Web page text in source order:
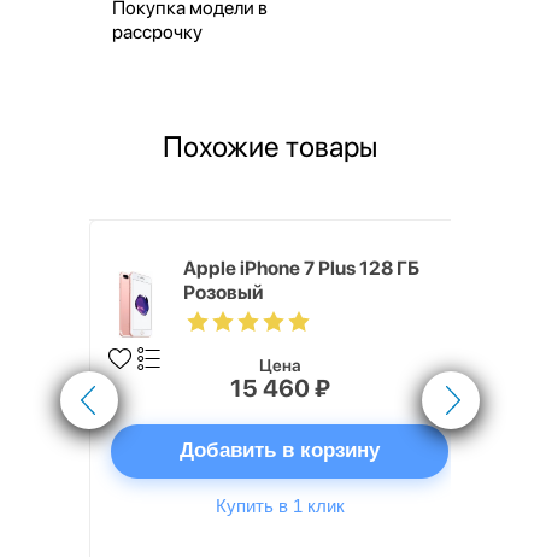
Покупка модели в
рассрочку
Похожие товары
Apple iPhone 7 Plus 128 ГБ
Розовый
Цена
15 460 ₽
Добавить в корзину
Купить в 1 клик